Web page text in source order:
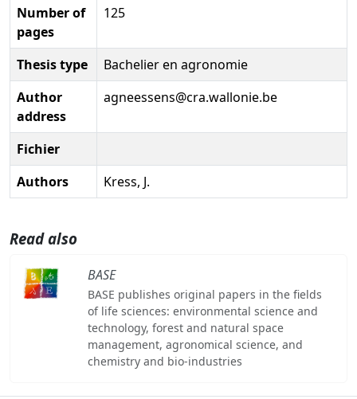
Number of
pages
125
Thesis type
Bachelier en agronomie
Author
address
agneessens@cra.wallonie.be
Fichier
Authors
Kress, J.
Read also
BASE
BASE publishes original papers in the fields
of life sciences: environmental science and
technology, forest and natural space
management, agronomical science, and
chemistry and bio-industries